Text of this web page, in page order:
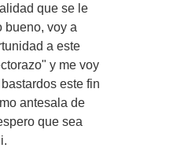
que se le
bueno, voy a
a este
y me voy
este fin
antesala de
que sea